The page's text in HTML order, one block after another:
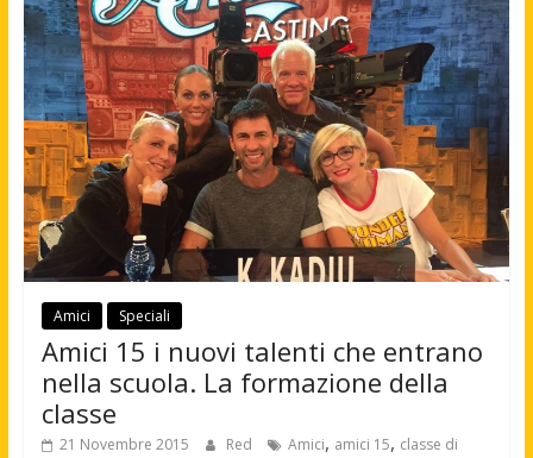
Amici Speciali
Amici 15 i nuovi talenti che entrano
nella scuola. La formazione della
classe
21 Novembre 2015 Red Amici, amici 15, classe di